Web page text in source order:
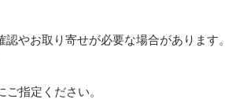
やお取り寄せが必要な場合があります。
指定ください。